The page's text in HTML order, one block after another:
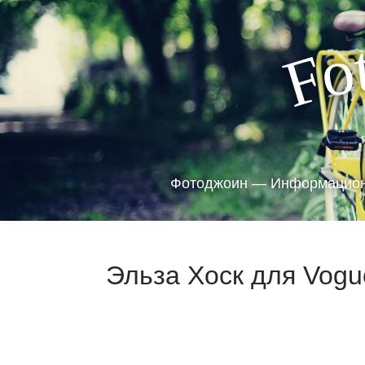
Fo
Фотоджоин —
Эльза Хоск для